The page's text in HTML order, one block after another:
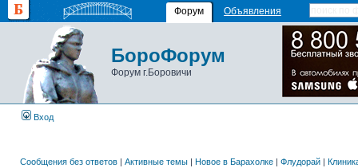
Форум Объявления
БороФорум
Форум г.Боровичи
Вход
Сообщения без ответов | Активные темы | Новое в Барахолке | Флудорай |